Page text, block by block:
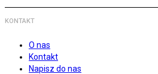
KONTAKT
O nas
Kontakt
Napisz do nas